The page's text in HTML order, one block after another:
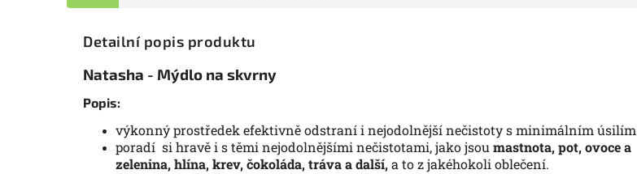
Detailní popis produktu
Natasha - Mýdlo na skvrny
Popis:
výkonný prostředek efektivně odstraní i nejodolnější nečistoty s minimálním úsilím
poradí si hravě i s těmi nejodolnějšími nečistotami, jako jsoumastnota, pot, ovoce a
zelenina, hlína, krev, čokoláda, tráva a další,a to z jakéhokoli oblečení.